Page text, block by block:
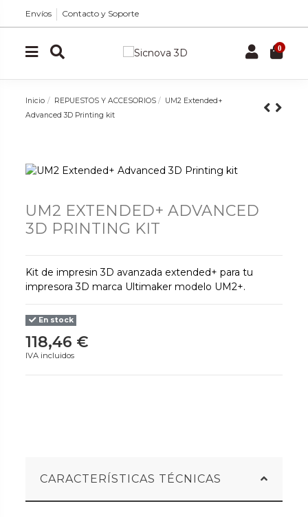
Envíos Contacto y Soporte
0
Inicio REPUESTOS Y ACCESORIOS
UM2 Extended+
Advanced 3D Printing kit
UM2 EXTENDED+ ADVANCED
3D PRINTING KIT
Kit de impresin 3D avanzada extended+ para tu
impresora 3D marca Ultimaker modelo UM2+.
En stock
118,46 €
IVA incluidos
CARACTERÍSTICAS TÉCNICAS